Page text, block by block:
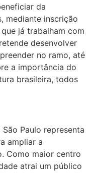
da
mediante inscrição
já trabalham com
desenvolver
no ramo, até
a importância do
brasileira, todos
Paulo representa
ampliar a
Como maior centro
atrai um público